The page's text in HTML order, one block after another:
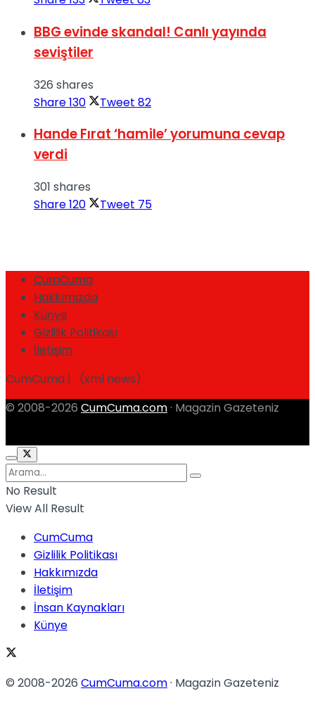
BBG evinde skandal! Canlı yayında
seviştiler
326 shares
Share130 Tweet 82
Hande Fırat ‘hamile’ yorumuna cevap
verdi
301 shares
Share120 Tweet 75
CumCuma
Hakkımızda
Künye
Gizlilik Politikası
İletişim
CumCuma | (xml news)
© 2008-2026 CumCuma.com · Magazin Gazeteniz
No Result
View All Result
CumCuma
Gizlilik Politikası
Hakkımızda
İletişim
İnsan Kaynakları
Künye
© 2008-2026 CumCuma.com· Magazin Gazeteniz